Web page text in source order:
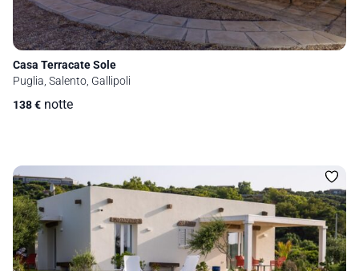
Casa Terracate Sole
Puglia, Salento, Gallipoli
138€ notte